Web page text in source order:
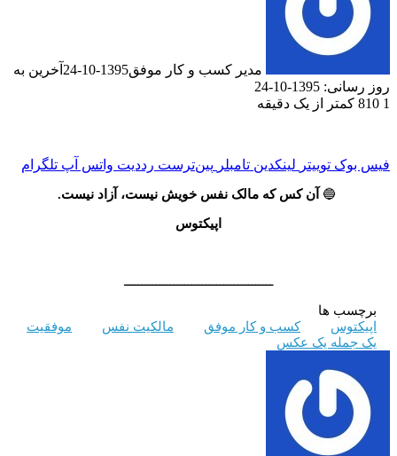
مدیر کسب و کار موفق1395-10-24
آخرین به
روز رسانی: 1395-10-24
1
کمتر از یک دقیقه
فیس بوک توییتر لینکدین ‫تامبلر ‫پین‌ترست ‫رددیت واتس آپ تلگرام
🔵 آن کس که مالک نفس خویش نیست، آزاد نیست.
اپیکتوس
ــــــــــــــــــــــــــــــــــــــــــ
برچسب ها
اپیکتوس
کسب و کار موفق مالکیت نفس
موفقیت
یک جمله یک عکس